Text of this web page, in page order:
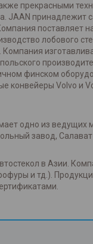
прекрасными
JAAN принадлежит
поставляет
лобового
Компания
финском
конвейеры Volvo и
одно из ведущих
завод,
в Азии.
и тд.).